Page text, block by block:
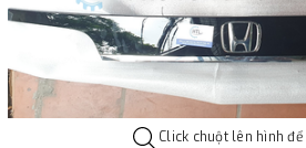
Click chuột lên hình